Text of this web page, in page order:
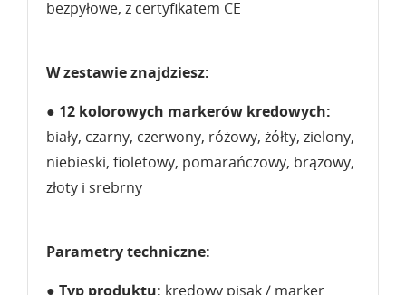
bezpyłowe, z certyfikatem CE
W zestawie znajdziesz:
● 12 kolorowych markerów kredowych:
biały, czarny, czerwony, różowy, żółty, zielony,
niebieski, fioletowy, pomarańczowy, brązowy,
złoty i srebrny
Parametry techniczne:
● Typ produktu: kredowy pisak / marker